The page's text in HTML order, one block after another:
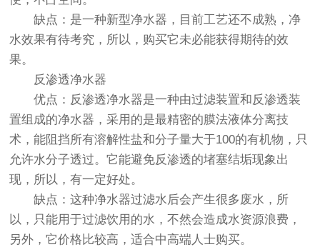
缺点：是一种新型净水器，目前工艺还不成熟，净
水效果有待考究，所以，购买它未必能获得期待的效
果。
反渗透净水器
优点：反渗透净水器是一种由过滤装置和反渗透装
置组成的净水器，采用的是最精密的膜法液体分离技
术，能阻挡所有溶解性盐和分子量大于100的有机物，只
允许水分子透过。它能避免反渗透的堵塞结垢现象出
现，所以，有一定好处。
缺点：这种净水器过滤水后会产生很多废水，所
以，只能用于过滤饮用的水，不然会造成水资源浪费，
另外，它价格比较高，适合中高端人士购买。